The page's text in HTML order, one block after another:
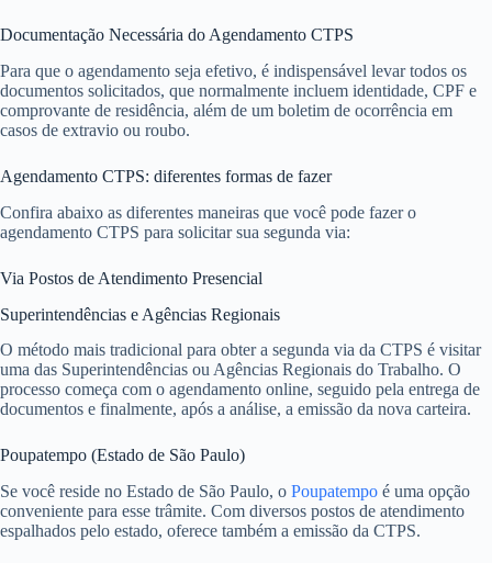
Documentação Necessária do Agendamento CTPS
Para que o agendamento seja efetivo, é indispensável levar todos os
documentos solicitados, que normalmente incluem identidade, CPF e
comprovante de residência, além de um boletim de ocorrência em
casos de extravio ou roubo.
Agendamento CTPS: diferentes formas de fazer
Confira abaixo as diferentes maneiras que você pode fazer o
agendamento CTPS para solicitar sua segunda via:
Via Postos de Atendimento Presencial
Superintendências e Agências Regionais
O método mais tradicional para obter a segunda via da CTPS é visitar
uma das Superintendências ou Agências Regionais do Trabalho. O
processo começa com o agendamento online, seguido pela entrega de
documentos e finalmente, após a análise, a emissão da nova carteira.
Poupatempo (Estado de São Paulo)
Se você reside no Estado de São Paulo, o Poupatempo é uma opção
conveniente para esse trâmite. Com diversos postos de atendimento
espalhados pelo estado, oferece também a emissão da CTPS.